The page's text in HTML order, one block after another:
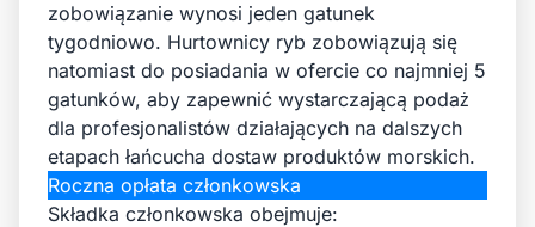
zobowiązanie wynosi jeden gatunek
tygodniowo. Hurtownicy ryb zobowiązują się
natomiast do posiadania w ofercie co najmniej 5
gatunków, aby zapewnić wystarczającą podaż
dla profesjonalistów działających na dalszych
etapach łańcucha dostaw produktów morskich.
Roczna opłata członkowska
Składka członkowska obejmuje: